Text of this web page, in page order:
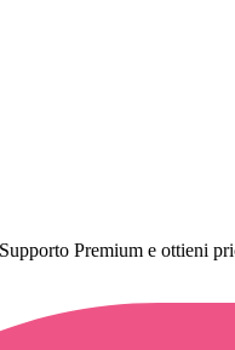
Premium e ottieni